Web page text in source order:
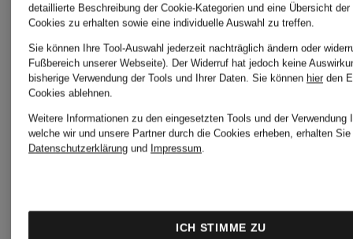
detaillierte Beschreibung der Cookie-Kategorien und eine Übersicht
Cookies zu erhalten sowie eine individuelle Auswahl zu treffen.
Sie können Ihre Tool-Auswahl jederzeit nachträglich ändern oder
Fußbereich unserer Webseite). Der Widerruf hat jedoch keine
bisherige Verwendung der Tools und Ihrer Daten. Sie können hier den
Cookies ablehnen.
Weitere Informationen zu den eingesetzten Tools und der Verwendung
welche wir und unsere Partner durch die Cookies erheben, erhalten
Datenschutzerklärung und Impressum.
ICH STIMME ZU